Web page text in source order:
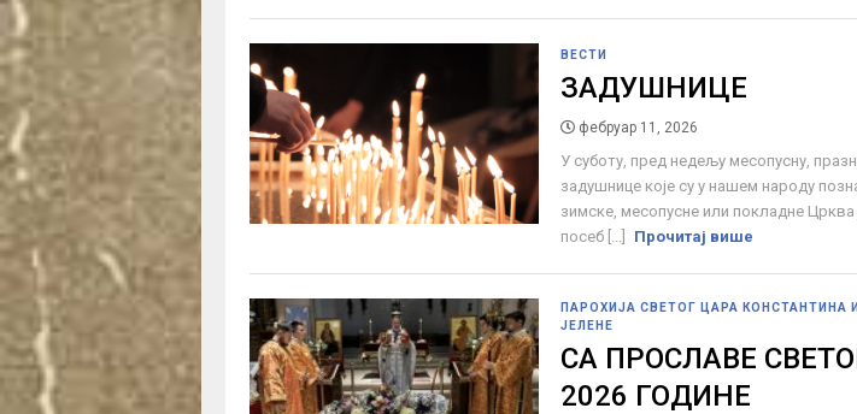
ВЕСТИ
ЗАДУШНИЦЕ
фебруар 11, 2026
У суботу, пред недељу месопусну,
задушнице које су у нашем народу
зимске, месопусне или покладне Црква
посеб [...]
Прочитај више
ПАРОХИЈА СВЕТОГ ЦАРА КОНСТАНТИНА
ЈЕЛЕНЕ
СА ПРОСЛАВЕ
2026 ГОДИНЕ